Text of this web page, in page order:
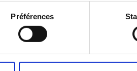
Préférences